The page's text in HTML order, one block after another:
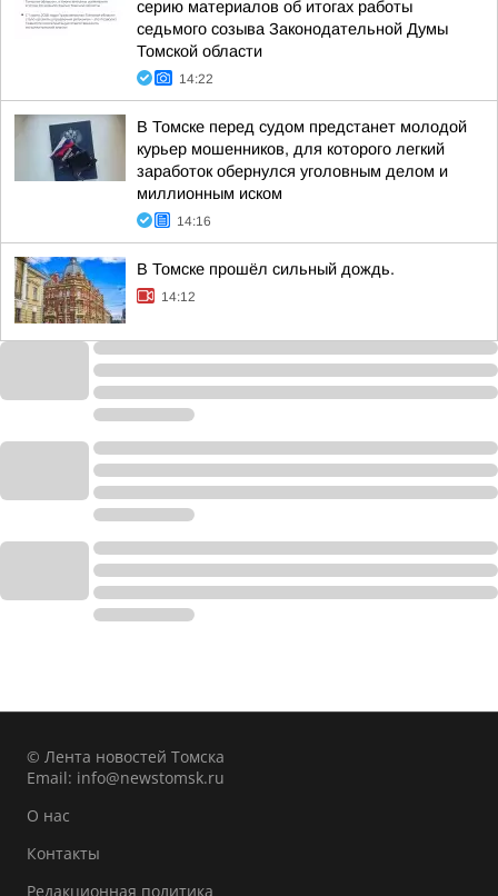
серию материалов об итогах работы
седьмого созыва Законодательной Думы
Томской области
14:22
В Томске перед судом предстанет молодой
курьер мошенников, для которого легкий
заработок обернулся уголовным делом и
миллионным иском
14:16
В Томске прошёл сильный дождь.
14:12
© Лента новостей Томска
Email: info@newstomsk.ru
О нас
Контакты
Редакционная политика